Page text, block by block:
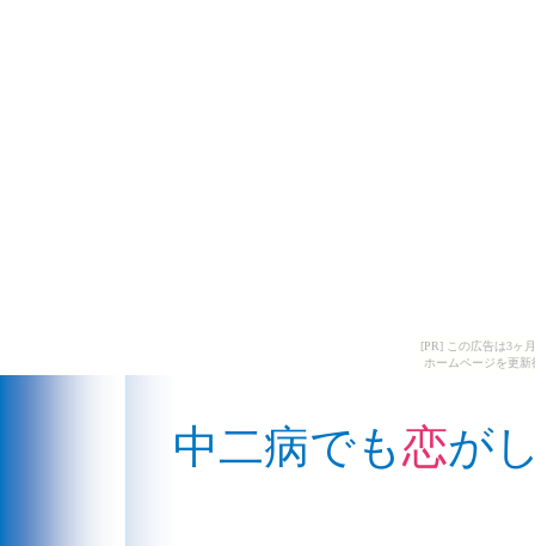
[PR] この広告は3ヶ
ホームページを更
中二病でも恋が